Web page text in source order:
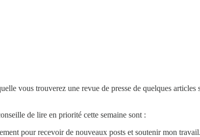
vous trouverez une revue de presse de quelques
de lire en priorité cette semaine sont :
pour recevoir de nouveaux posts et soutenir mon travail.